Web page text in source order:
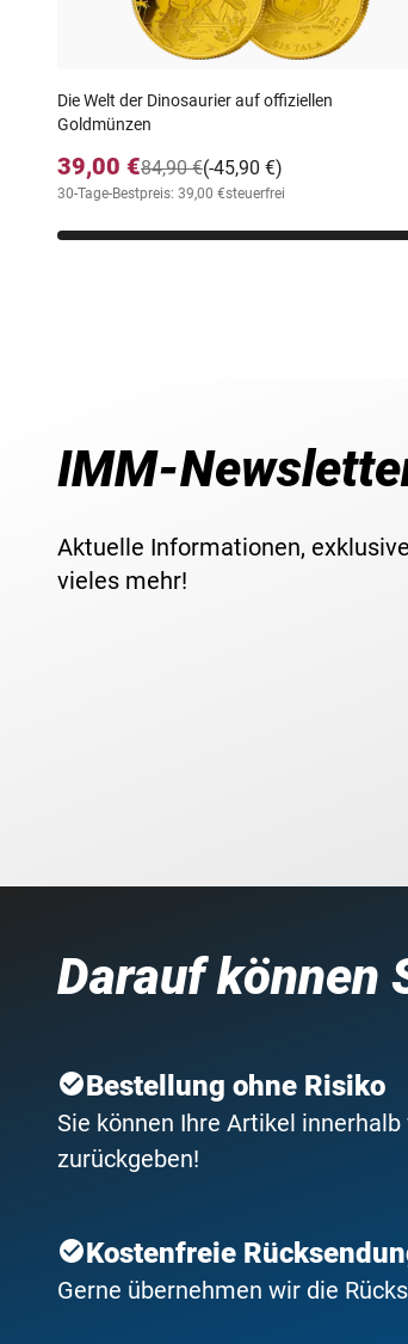
Die Welt der Dinosaurier auf offiziellen
Goldmünzen
39,00 € (-45,90 €)
84,90 €
30-Tage-Bestpreis: 39,00 €steuerfrei
IMM-
Aktuelle Informationen,
vieles mehr!
Darauf können
Bestellung ohne Risiko
Sie können Ihre Artikel
zurückgeben!
Kostenfreie
Gerne übernehmen wir die